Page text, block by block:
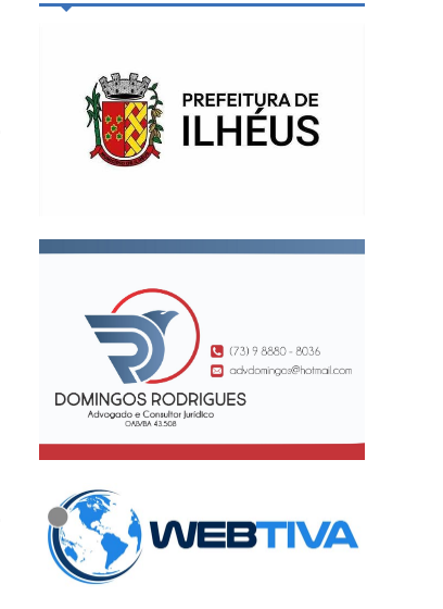
11/11/22
Feira Cultural Rua Viva
comemora três anos com
edição de aniversário neste
sábado (12)
SUS inicia vacinação
HPV para meninos